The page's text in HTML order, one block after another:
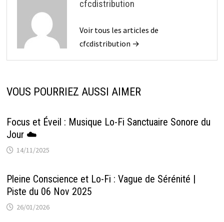
cfcdistribution
Voir tous les articles de
cfcdistribution →
VOUS POURRIEZ AUSSI AIMER
Focus et Éveil : Musique Lo-Fi Sanctuaire Sonore du
Jour ☁️
14/11/2025
Pleine Conscience et Lo-Fi : Vague de Sérénité |
Piste du 06 Nov 2025
26/01/2026